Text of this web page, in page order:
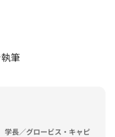
筆
長／グロービス・キャピ